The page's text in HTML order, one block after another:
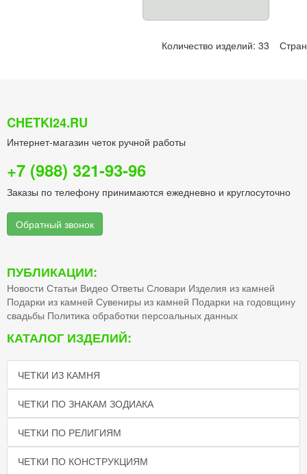
Количество изделий: 33
CHETKI24.RU
Интернет-магазин четок ручной работы
+7 (988) 321-93-96
Заказы по телефону принимаются ежедневно и круглосуточно
Обратный звонок
ПУБЛИКАЦИИ:
Новости Статьи Видео Ответы Словари Изделия из камней
Подарки из камней Сувениры из камней Подарки на годовщину
свадьбы Политика обработки персоальных данных
КАТАЛОГ ИЗДЕЛИЙ:
ЧЕТКИ ИЗ КАМНЯ
ЧЕТКИ ПО ЗНАКАМ ЗОДИАКА
ЧЕТКИ ПО РЕЛИГИЯМ
ЧЕТКИ ПО КОНСТРУКЦИЯМ